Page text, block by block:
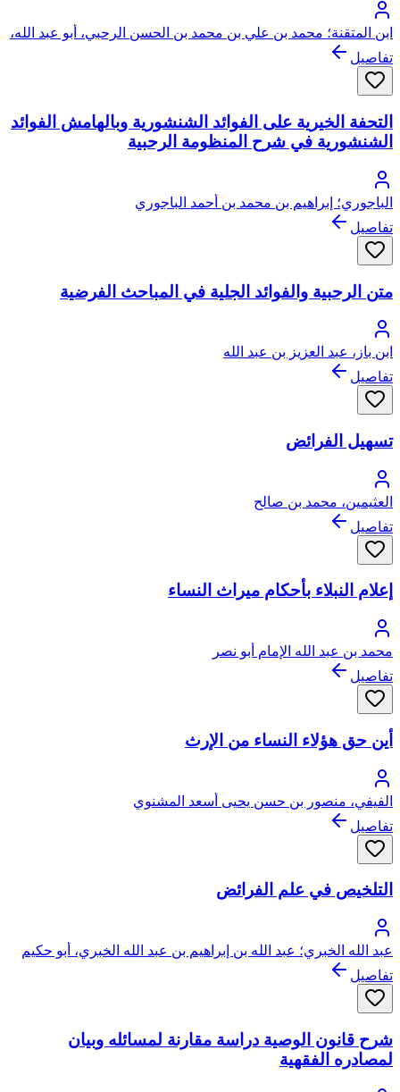
ابن المتقنة؛ محمد بن علي بن محمد بن الحسن الرحبي، أبو عبد الله،
المعروف بابن المتفننة
تفاصيل
التحفة الخيرية على الفوائد الشنشورية وبالهامش الفوائد
الشنشورية في شرح المنظومة الرحبية
الباجوري؛ إبراهيم بن محمد بن أحمد الباجوري
تفاصيل
متن الرحبية والفوائد الجلية في المباحث الفرضية
ابن باز، عبد العزيز بن عبد الله
تفاصيل
تسهيل الفرائض
العثيمين، محمد بن صالح
تفاصيل
إعلام النبلاء بأحكام ميراث النساء
محمد بن عبد الله الإمام أبو نصر
تفاصيل
أين حق هؤلاء النساء من الإرث
الفيفي، منصور بن حسن يحيى أسعد المشنوي
تفاصيل
التلخيص في علم الفرائض
عبد الله الخبري؛ عبد الله بن إبراهيم بن عبد الله الخبري، أبو حكيم
تفاصيل
شرح قانون الوصية دراسة مقارنة لمسائله وبيان
لمصادره الفقهية